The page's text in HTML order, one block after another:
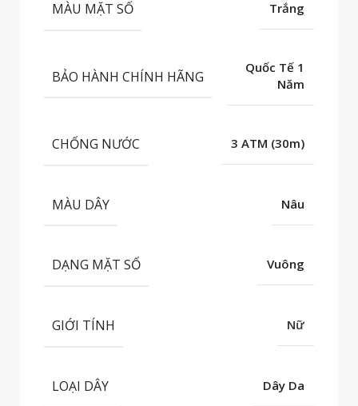
MÀU MẶT SỐ Trắng
BẢO HÀNH CHÍNH HÃNG
Quốc Tế 1
Năm
CHỐNG NƯỚC 3 ATM (30m)
MÀU DÂY Nâu
DẠNG MẶT SỐ Vuông
GIỚI TÍNH Nữ
LOẠI DÂY Dây Da